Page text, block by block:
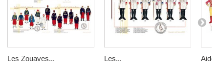
Les Zouaves... Les... Aide